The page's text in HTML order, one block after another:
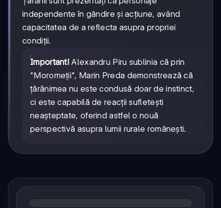
independente în gândire și acțiune, având
capacitatea de a reflecta asupra propriei
condiții.
Important! Alexandru Piru sublinia că prin
"Moromeții", Marin Preda demonstrează că
țărănimea nu este condusă doar de instinct,
ci este capabilă de reacții sufletești
neașteptate, oferind astfel o nouă
perspectivă asupra lumii rurale românești.